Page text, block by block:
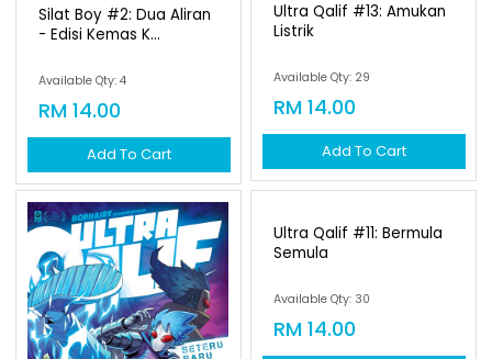
Silat Boy #2: Dua Aliran
- Edisi Kemas K...
Available Qty: 4
RM 14.00
Add To Cart
Ultra Qalif #13: Amukan
Listrik
Available Qty: 29
RM 14.00
Add To Cart
Ultra Qalif #11: Bermula
Semula
Available Qty: 30
RM 14.00